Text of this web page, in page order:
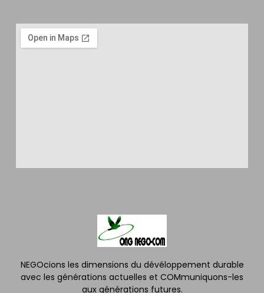
NEGOcions les dimensions du dévéloppement durable
avec les générations actuelles et COMmuniquons-les
aux générations futures.